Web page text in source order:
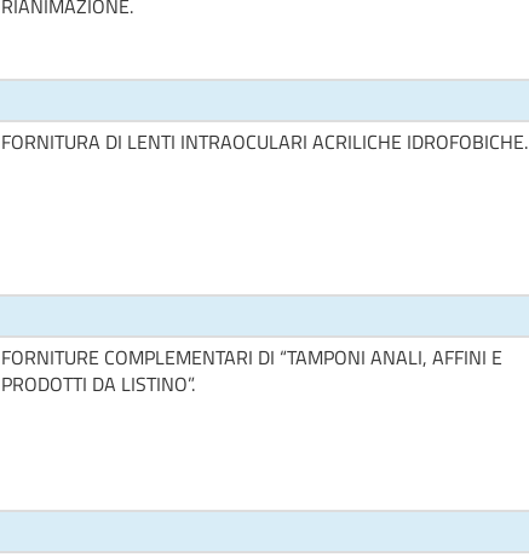
RIANIMAZIONE.
FORNITURA DI LENTI INTRAOCULARI ACRILICHE IDROFOBICHE.
FORNITURE COMPLEMENTARI DI “TAMPONI ANALI, AFFINI E
PRODOTTI DA LISTINO”.